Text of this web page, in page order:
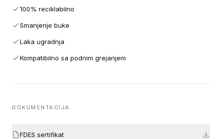
100% reciklabilno
Smanjenje buke
Laka ugradnja
Kompatibilno sa podnim grejanjem
DOKUMENTACIJA
FDES sertifikat